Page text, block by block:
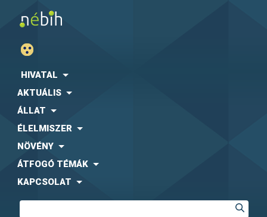
HIVATAL
AKTUÁLIS
ÁLLAT
ÉLELMISZER
NÖVÉNY
ÁTFOGÓ TÉMÁK
KAPCSOLAT